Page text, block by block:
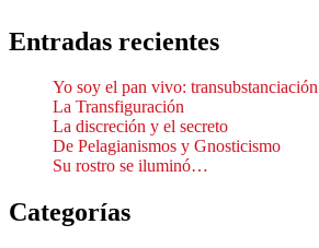
Entradas recientes
Yo soy el pan vivo: transubstanciación
La Transfiguración
La discreción y el secreto
De Pelagianismos y Gnosticismo
Su rostro se iluminó…
Categorías